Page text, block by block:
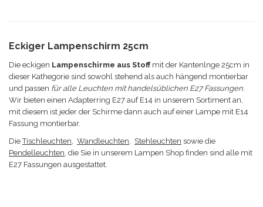
Eckiger Lampenschirm 25cm
Die eckigen Lampenschirme aus Stoffmit der Kantenlnge 25cm in
dieser Kathegorie sind sowohl stehend als auch hängend montierbar
und passen für alle Leuchten mit handelsüblichen E27 Fassungen.
Wir bieten einen Adapterring E27 auf E14 in unserem Sortiment an,
mit diesem ist jeder der Schirme dann auch auf einer Lampe mit E14
Fassung montierbar.
DieTischleuchten, Wandleuchten, Stehleuchten sowie die
Pendelleuchten, die Sie in unserem Lampen Shop finden sind alle mit
E27 Fassungen ausgestattet.